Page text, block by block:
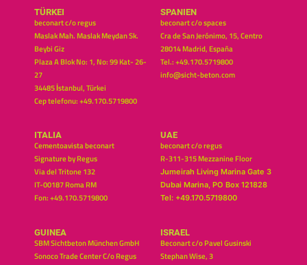
TÜRKEI
beconart c/o regus
Maslak Mah. Maslak Meydan Sk.
Beybi Giz
Plaza A Blok No: 1, No: 99 Kat- 26-
27
34485 İstanbul, Türkei
Cep telefonu: +49.170.5719800
SPANIEN
beconart c/o spaces
Cra de San Jerónimo, 15, Centro
28014 Madrid, España
Tel.: +49.170.5719800
info@sicht-beton.com
ITALIA
Cementoavista beconart
Signature by Regus
Via del Tritone 132
IT-00187 Roma RM
Fon: +49.170.5719800
UAE
beconart c/o regus
R-311-315 Mezzanine Floor
Jumeirah Living Marina Gate 3
Dubai Marina, PO Box 121828
Tel: +49.170.5719800
GUINEA
SBM Sichtbeton München GmbH
Sonoco Trade Center C/o Regus
ISRAEL
Beconart c/o Pavel Gusinski
Stephan Wise, 3